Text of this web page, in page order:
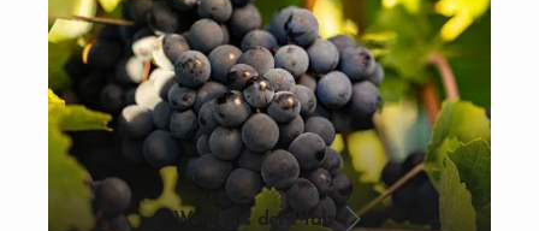
Wein aus der Pfalz